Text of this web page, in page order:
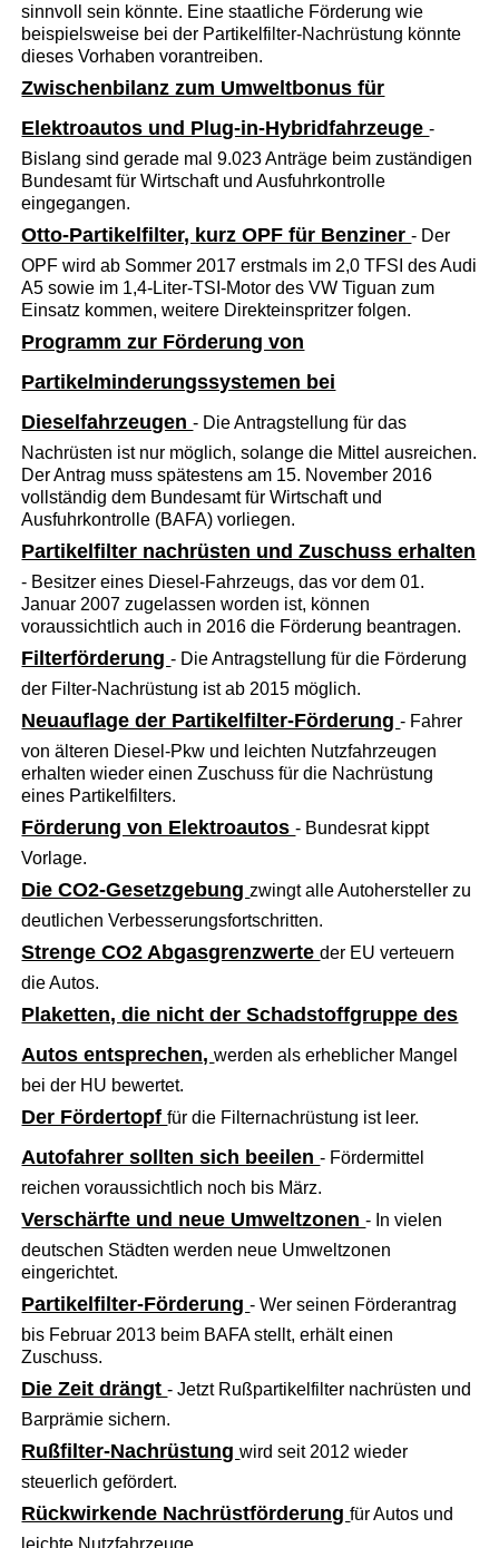
sinnvoll sein könnte. Eine staatliche Förderung wie
beispielsweise bei der Partikelfilter-Nachrüstung könnte
dieses Vorhaben vorantreiben.
Zwischenbilanz zum Umweltbonus für
Elektroautos und Plug-in-Hybridfahrzeuge-
Bislang sind gerade mal 9.023 Anträge beim zuständigen
Bundesamt für Wirtschaft und Ausfuhrkontrolle
eingegangen.
Otto-Partikelfilter, kurz OPF für Benziner- Der
OPF wird ab Sommer 2017 erstmals im 2,0 TFSI des Audi
A5 sowie im 1,4-Liter-TSI-Motor des VW Tiguan zum
Einsatz kommen, weitere Direkteinspritzer folgen.
Programm zur Förderung von
Partikelminderungssystemen bei
Dieselfahrzeugen- Die Antragstellung für das
Nachrüsten ist nur möglich, solange die Mittel ausreichen.
Der Antrag muss spätestens am 15. November 2016
vollständig dem Bundesamt für Wirtschaft und
Ausfuhrkontrolle (BAFA) vorliegen.
Partikelfilter nachrüsten und Zuschuss erhalten
- Besitzer eines Diesel-Fahrzeugs, das vor dem 01.
Januar 2007 zugelassen worden ist, können
voraussichtlich auch in 2016 die Förderung beantragen.
Filterförderung- Die Antragstellung für die Förderung
der Filter-Nachrüstung ist ab 2015 möglich.
Neuauflage der Partikelfilter-Förderung- Fahrer
von älteren Diesel-Pkw und leichten Nutzfahrzeugen
erhalten wieder einen Zuschuss für die Nachrüstung
eines Partikelfilters.
Förderung von Elektroautos- Bundesrat kippt
Vorlage.
Die CO2-Gesetzgebungzwingt alle Autohersteller zu
deutlichen Verbesserungsfortschritten.
Strenge CO2 Abgasgrenzwerteder EU verteuern
die Autos.
Plaketten, die nicht der Schadstoffgruppe des
Autos entsprechen,werden als erheblicher Mangel
bei der HU bewertet.
Der Fördertopffür die Filternachrüstung ist leer.
Autofahrer sollten sich beeilen- Fördermittel
reichen voraussichtlich noch bis März.
Verschärfte und neue Umweltzonen- In vielen
deutschen Städten werden neue Umweltzonen
eingerichtet.
Partikelfilter-Förderung- Wer seinen Förderantrag
bis Februar 2013 beim BAFA stellt, erhält einen
Zuschuss.
Die Zeit drängt- Jetzt Rußpartikelfilter nachrüsten und
Barprämie sichern.
Rußfilter-Nachrüstungwird seit 2012 wieder
steuerlich gefördert.
Rückwirkende Nachrüstförderungfür Autos und
leichte Nutzfahrzeuge.